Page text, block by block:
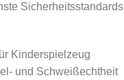
Sicherheitsstandards
Kinderspielzeug
und Schweißechtheit